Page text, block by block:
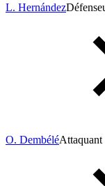
L. Hernández
O. DembéléAttaquant